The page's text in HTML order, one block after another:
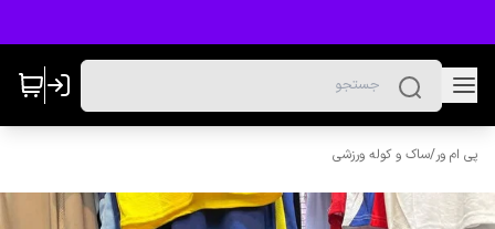
پی ام ور/ساک و کوله ورزشی